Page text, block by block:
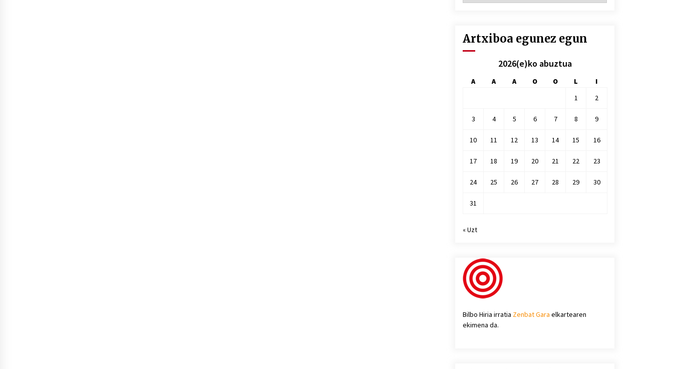
Artxiboa egunez egun
2026(e)ko abuztua
A A A O O L
I
1
2
3 4 5 6 7 8 9
10 11 12 13 14 15 16
17 18 19 20 21 22 23
24 25 26 27 28 29 30
31
« Uzt
Bilbo Hiria irratia Zenbat Gara elkartearen
ekimena da.